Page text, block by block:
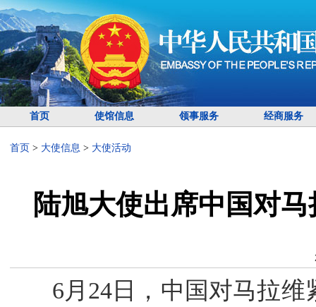
首页 使馆信息 领事服务 经商服务
首页 > 大使信息 > 大使活动
陆旭大使出席中国对
6月24日，中国对马拉